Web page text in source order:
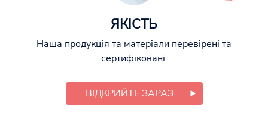
ЯКІСТЬ
Наша продукція та матеріали перевірені та
сертифіковані.
ВІДКРИЙТЕ ЗАРАЗ